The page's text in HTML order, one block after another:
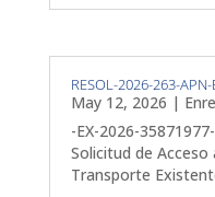
RESOL-2026-263-
May 12, 2026 | Enre
-EX-2026-
Solicitud de Acceso
Transporte